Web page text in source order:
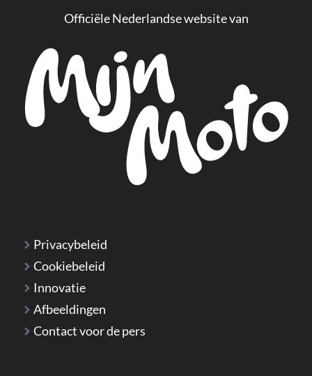
Officiële Nederlandse website van
Privacybeleid
Cookiebeleid
Innovatie
Afbeeldingen
Contact voor de pers